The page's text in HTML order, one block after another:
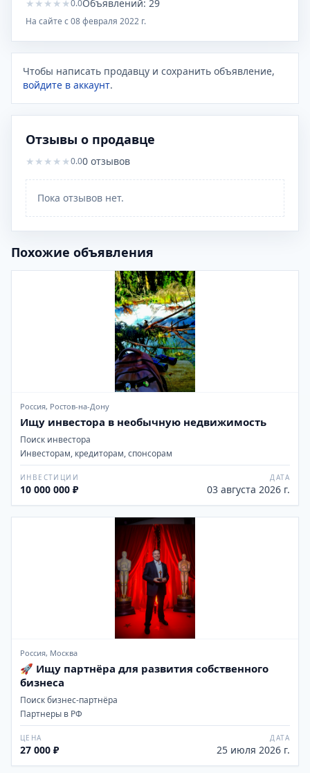
★ ★ ★ ★ ★0.0Объявлений: 29
На сайте с08 февраля 2022 г.
Чтобы написать продавцу и сохранить объявление,
войдите в аккаунт.
Отзывы о продавце
★ ★ ★ ★ ★0.00 отзывов
Пока отзывов нет.
Похожие объявления
Россия, Ростов-на-Дону
Ищу инвестора в необычную недвижимость
Поиск инвестора
Инвесторам, кредиторам, спонсорам
ИНВЕСТИЦИИ
10 000 000 ₽
ДАТА
03 августа 2026 г.
Россия, Москва
🚀 Ищу партнёра для развития собственного
бизнеса
Поиск бизнес-партнёра
Партнеры в РФ
ЦЕНА
27 000 ₽
ДАТА
25 июля 2026 г.